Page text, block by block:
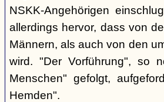
NSKK-Angehörigen
allerdings hervor, dass von
Männern, als auch von den
wird. "Der Vorführung", so
Menschen" gefolgt,
Hemden".